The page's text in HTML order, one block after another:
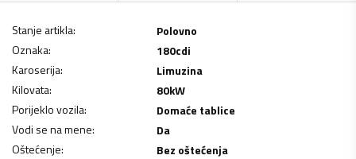
Stanje artikla:
Polovno
Oznaka:
180cdi
Karoserija:
Limuzina
Kilovata: 80kW
Porijeklo vozila:
Domaće tablice
Vodi se na mene:
Da
Oštećenje:
Bez oštećenja